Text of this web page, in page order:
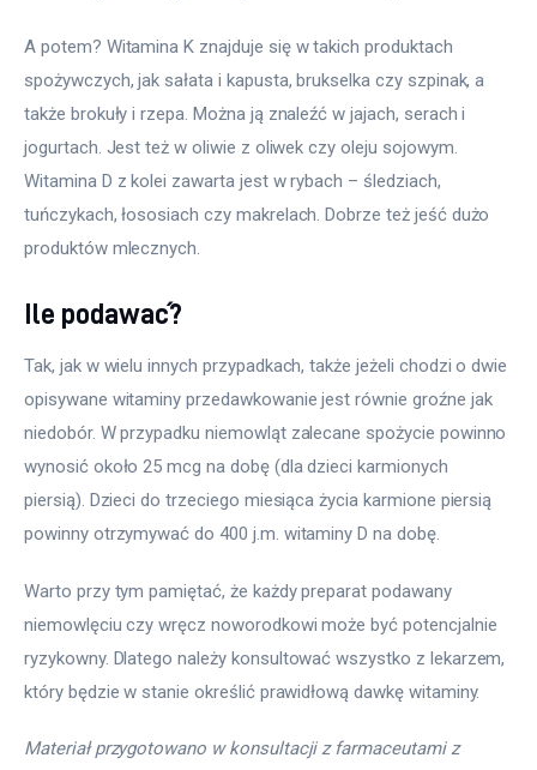
A potem? Witamina K znajduje się w takich produktach
spożywczych, jak sałata i kapusta, brukselka czy szpinak, a
także brokuły i rzepa. Można ją znaleźć w jajach, serach i
jogurtach. Jest też w oliwie z oliwek czy oleju sojowym.
Witamina D z kolei zawarta jest w rybach – śledziach,
tuńczykach, łososiach czy makrelach. Dobrze też jeść dużo
produktów mlecznych.
Ile podawać?
Tak, jak w wielu innych przypadkach, także jeżeli chodzi o dwie
opisywane witaminy przedawkowanie jest równie groźne jak
niedobór. W przypadku niemowląt zalecane spożycie powinno
wynosić około 25 mcg na dobę (dla dzieci karmionych
piersią). Dzieci do trzeciego miesiąca życia karmione piersią
powinny otrzymywać do 400 j.m. witaminy D na dobę.
Warto przy tym pamiętać, że każdy preparat podawany
niemowlęciu czy wręcz noworodkowi może być potencjalnie
ryzykowny. Dlatego należy konsultować wszystko z lekarzem,
który będzie w stanie określić prawidłową dawkę witaminy.
Materiał przygotowano w konsultacji z farmaceutami z